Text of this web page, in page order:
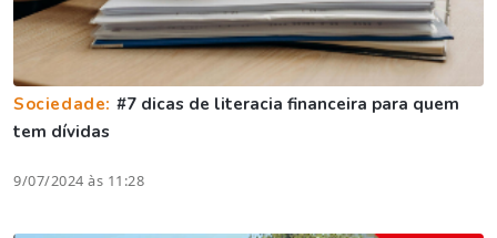
Sociedade: #7 dicas de literacia financeira para quem
tem dívidas
9/07/2024 às 11:28